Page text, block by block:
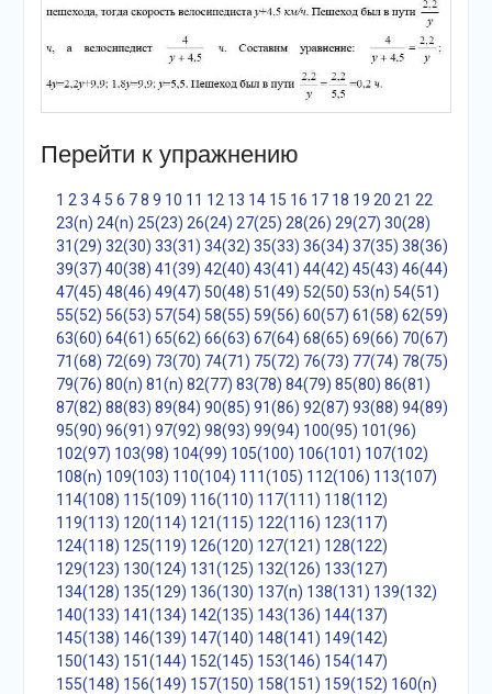
Перейти к упражнению
1 2 3 4 5 6 7 8 9 10 11 12 13 14 15 16 17 18 19 20 21 22
23(n) 24(n) 25(23) 26(24) 27(25) 28(26) 29(27) 30(28)
31(29) 32(30) 33(31) 34(32) 35(33) 36(34) 37(35) 38(36)
39(37) 40(38) 41(39) 42(40) 43(41) 44(42) 45(43) 46(44)
47(45) 48(46) 49(47) 50(48) 51(49) 52(50) 53(n) 54(51)
55(52) 56(53) 57(54) 58(55) 59(56) 60(57) 61(58) 62(59)
63(60) 64(61) 65(62) 66(63) 67(64) 68(65) 69(66) 70(67)
71(68) 72(69) 73(70) 74(71) 75(72) 76(73) 77(74) 78(75)
79(76) 80(n) 81(n) 82(77) 83(78) 84(79) 85(80) 86(81)
87(82) 88(83) 89(84) 90(85) 91(86) 92(87) 93(88) 94(89)
95(90) 96(91) 97(92) 98(93) 99(94) 100(95) 101(96)
102(97) 103(98) 104(99) 105(100) 106(101) 107(102)
108(n) 109(103) 110(104) 111(105) 112(106) 113(107)
114(108) 115(109) 116(110) 117(111) 118(112)
119(113) 120(114) 121(115) 122(116) 123(117)
124(118) 125(119) 126(120) 127(121) 128(122)
129(123) 130(124) 131(125) 132(126) 133(127)
134(128) 135(129) 136(130) 137(n) 138(131) 139(132)
140(133) 141(134) 142(135) 143(136) 144(137)
145(138) 146(139) 147(140) 148(141) 149(142)
150(143) 151(144) 152(145) 153(146) 154(147)
155(148) 156(149) 157(150) 158(151) 159(152) 160(n)